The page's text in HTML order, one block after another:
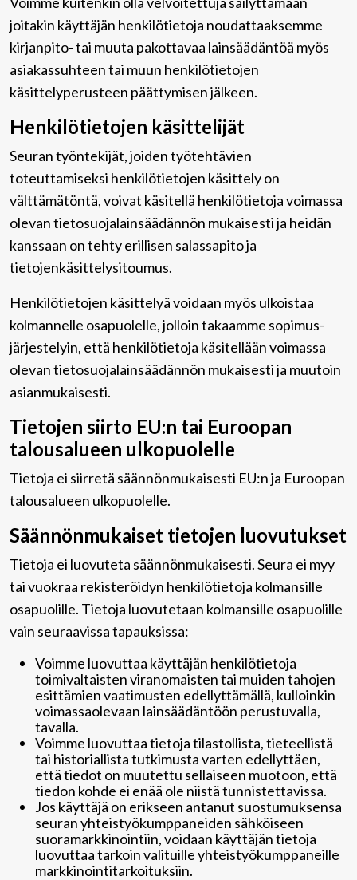
joitakin käyttäjän henkilötietoja noudattaaksemme
kirjanpito- tai muuta pakottavaa lainsäädäntöä myös
asiakassuhteen tai muun henkilötietojen
käsittelyperusteen päättymisen jälkeen.
Henkilötietojen käsittelijät
Seuran työntekijät, joiden työtehtävien
toteuttamiseksi henkilötietojen käsittely on
välttämätöntä, voivat käsitellä henkilötietoja voimassa
olevan tietosuojalainsäädännön mukaisesti ja heidän
kanssaan on tehty erillisen salassapito ja
tietojenkäsittelysitoumus.
Henkilötietojen käsittelyä voidaan myös ulkoistaa
kolmannelle osapuolelle, jolloin takaamme sopimus-
järjestelyin, että henkilötietoja käsitellään voimassa
olevan tietosuojalainsäädännön mukaisesti ja muutoin
asianmukaisesti.
Tietojen siirto EU:n tai Euroopan
talousalueen ulkopuolelle
Tietoja ei siirretä säännönmukaisesti EU:n ja Euroopan
talousalueen ulkopuolelle.
Säännönmukaiset tietojen luovutukset
Tietoja ei luovuteta säännönmukaisesti. Seura ei myy
tai vuokraa rekisteröidyn henkilötietoja kolmansille
osapuolille. Tietoja luovutetaan kolmansille osapuolille
vain seuraavissa tapauksissa:
Voimme luovuttaa käyttäjän henkilötietoja
toimivaltaisten viranomaisten tai muiden tahojen
esittämien vaatimusten edellyttämällä, kulloinkin
voimassaolevaan lainsäädäntöön perustuvalla,
tavalla.
Voimme luovuttaa tietoja tilastollista, tieteellistä
tai historiallista tutkimusta varten edellyttäen,
että tiedot on muutettu sellaiseen muotoon, että
tiedon kohde ei enää ole niistä tunnistettavissa.
Jos käyttäjä on erikseen antanut suostumuksensa
seuran yhteistyökumppaneiden sähköiseen
suoramarkkinointiin, voidaan käyttäjän tietoja
luovuttaa tarkoin valituille yhteistyökumppaneille
markkinointitarkoituksiin.